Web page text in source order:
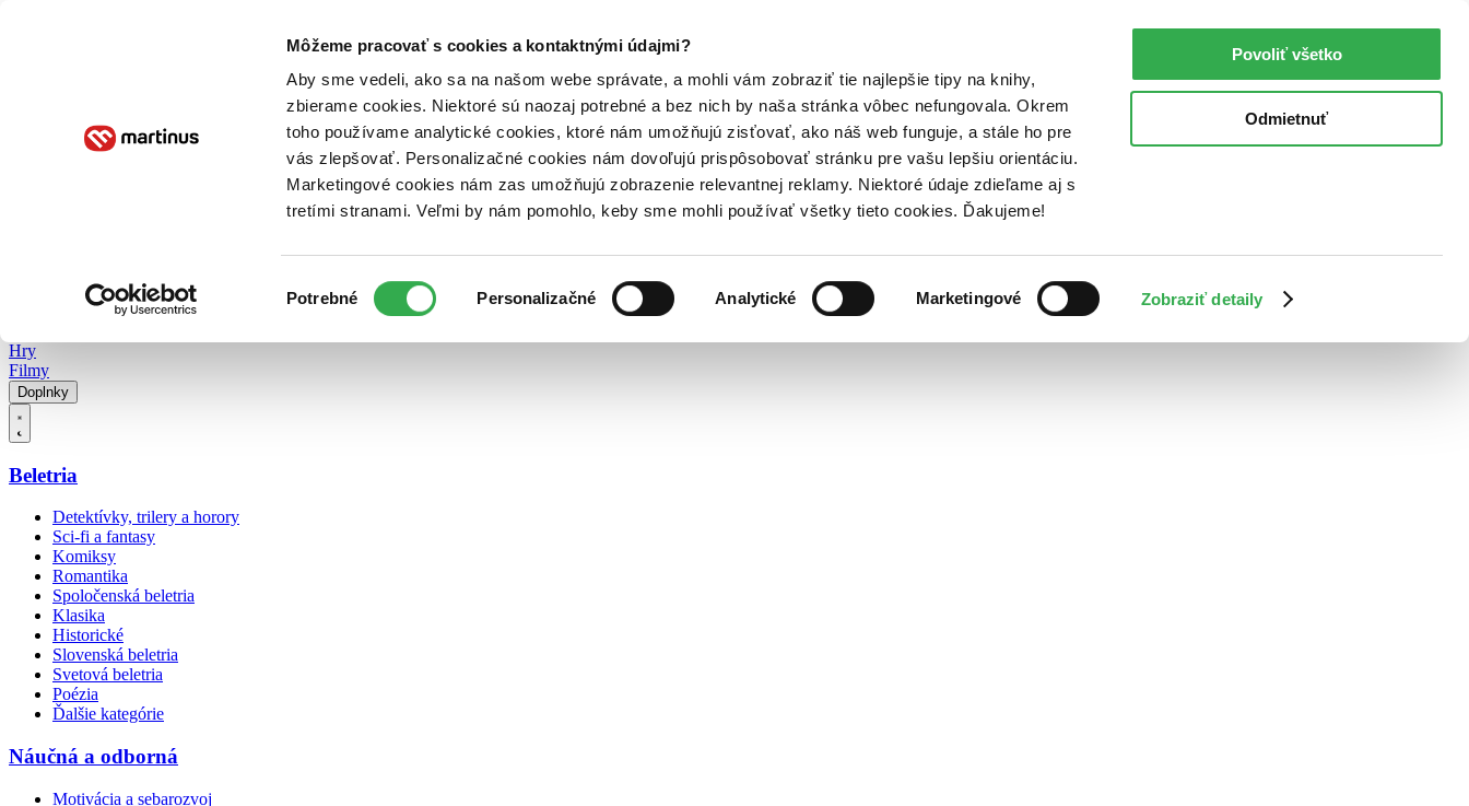
Môžeme pracovať s cookies a kontaktnými údajmi?
Aby sme vedeli, ako sa na našom webe správate, a mohli vám zobraziť tie najlepšie tipy na knihy,
zbierame cookies. Niektoré sú naozaj potrebné a bez nich by naša stránka vôbec nefungovala. Okrem
toho používame analytické cookies, ktoré nám umožňujú zisťovať, ako náš web funguje, a stále ho pre
vás zlepšovať. Personalizačné cookies nám dovoľujú prispôsobovať stránku pre vašu lepšiu orientáciu.
Marketingové cookies nám zas umožňujú zobrazenie relevantnej reklamy. Niektoré údaje zdieľame aj s
tretími stranami. Veľmi by nám pomohlo, keby sme mohli používať všetky tieto cookies. Ďakujeme!
súhlasu
Potrebné Personalizačné Analytické Marketingové Zobraziť detaily
Povoliť všetko
Odmietnuť
Poukážky Kontakt
Hry
Filmy
Doplnky
Beletria
Detektívky, trilery a horory
Sci-fi a fantasy
Komiksy
Romantika
Spoločenská beletria
Klasika
Historické
Slovenská beletria
Svetová beletria
Poézia
Ďalšie kategórie
Náučná a odborná
Motivácia a sebarozvoj